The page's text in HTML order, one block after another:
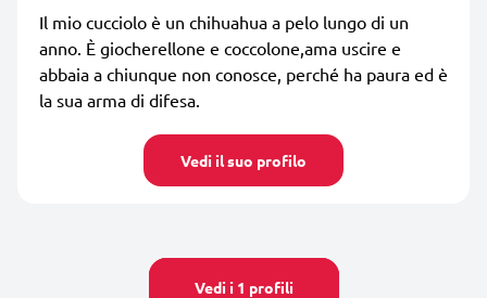
Il mio cucciolo è un chihuahua a pelo lungo di un
anno. È giocherellone e coccolone,ama uscire e
abbaia a chiunque non conosce, perché ha paura ed è
la sua arma di difesa.
Vedi il suo profilo
Vedi i 1 profili